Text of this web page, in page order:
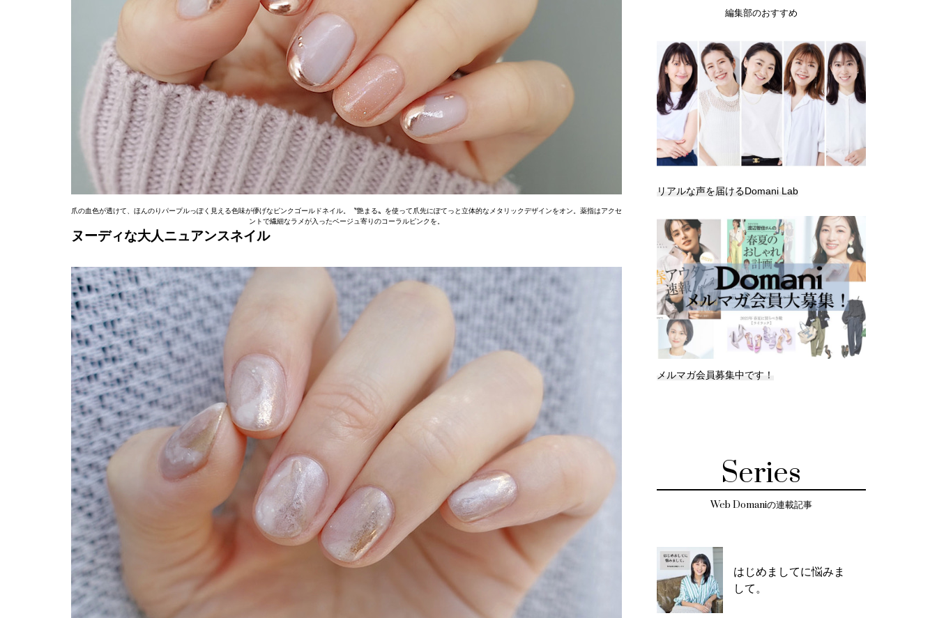
爪の血色が透けて、ほんのりパープルっぽく見える色味が儚げなピンクゴールドネイル。〝艶まる〟を使って爪先にぽてっと立体的なメタリックデザインをオン。薬指はアクセ
ントで繊細なラメが入ったベージュ寄りのコーラルピンクを。
ヌーディな大人ニュアンスネイル
編集部のおすすめ
リアルな声を届けるDomani Lab
メルマガ会員募集中です！
Series
Web Domaniの連載記事
はじめましてに悩みま
して。